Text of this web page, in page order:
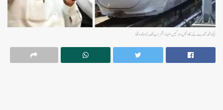
ایکناتھ شندے نے رکاوٹیں دور کیں، مہاراشٹر اب تک پسماندہ تھا